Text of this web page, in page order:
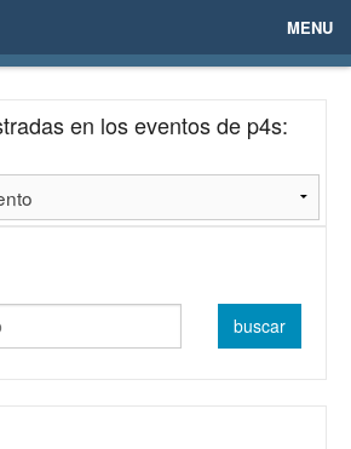
MENU
en los eventos de p4s: